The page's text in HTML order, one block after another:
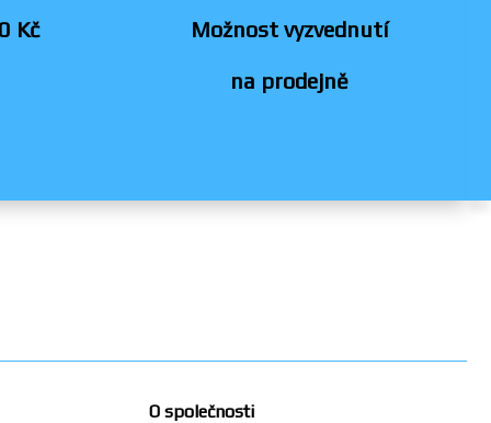
Kč Možnost vyzvednutí
na prodejně
O společnosti